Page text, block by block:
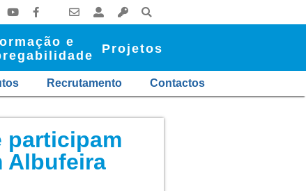
e
Projetos
Recrutamento Contactos
participam
Albufeira